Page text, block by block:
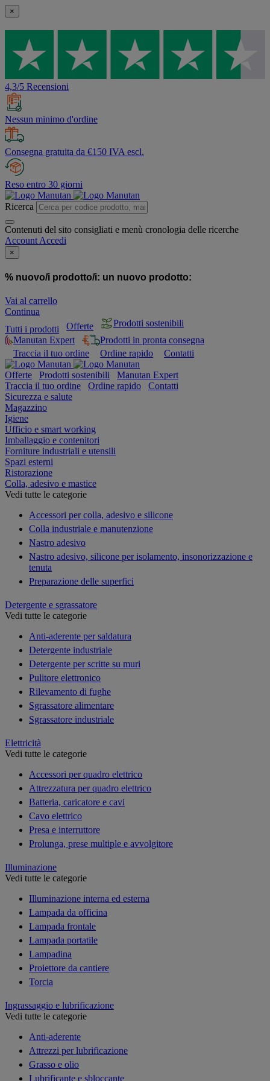
×
4,3/5 Recensioni
Nessun minimo d'ordine
Consegna gratuita da €150 IVA escl.
Reso entro 30 giorni
Ricerca
Contenuti del sito consigliati e menù cronologia delle ricerche
Account Accedi
×
% nuovo/i prodotto/i: un nuovo prodotto:
Vai al carrello
Continua
Tutti i prodotti
Offerte
Prodotti sostenibili
Manutan Expert
Prodotti in pronta consegna
Traccia il tuo ordine
Ordine rapido Contatti
Offerte Prodotti sostenibili
Manutan Expert
Traccia il tuo ordine
Ordine rapido
Contatti
Sicurezza e salute
Magazzino
Igiene
Ufficio e smart working
Imballaggio e contenitori
Forniture industriali e utensili
Spazi esterni
Ristorazione
Colla, adesivo e mastice
Vedi tutte le categorie
Accessori per colla, adesivo e silicone
Colla industriale e manutenzione
Nastro adesivo
Nastro adesivo, silicone per isolamento, insonorizzazione e
tenuta
Preparazione delle superfici
Detergente e sgrassatore
Vedi tutte le categorie
Anti-aderente per saldatura
Detergente industriale
Detergente per scritte su muri
Pulitore elettronico
Rilevamento di fughe
Sgrassatore alimentare
Sgrassatore industriale
Elettricità
Vedi tutte le categorie
Accessori per quadro elettrico
Attrezzatura per quadro elettrico
Batteria, caricatore e cavi
Cavo elettrico
Presa e interruttore
Prolunga, prese multiple e avvolgitore
Illuminazione
Vedi tutte le categorie
Illuminazione interna ed esterna
Lampada da officina
Lampada frontale
Lampada portatile
Lampadina
Proiettore da cantiere
Torcia
Ingrassaggio e lubrificazione
Vedi tutte le categorie
Anti-aderente
Attrezzi per lubrificazione
Grasso e olio
Lubrificante e sbloccante